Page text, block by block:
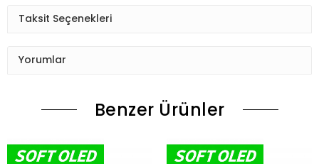
Ayrıca model ile uyumsuz parçaların zorlanarak takılmaya
Hakkında kısmına girerek model numarasını alabilirsiniz
bataryayı çıkarın, telefonun batarya yatağındaki etiketin
üzerinden model numarasını alabilirsiniz.
Taksit Seçenekleri
Yorumlar
Benzer Ürünler